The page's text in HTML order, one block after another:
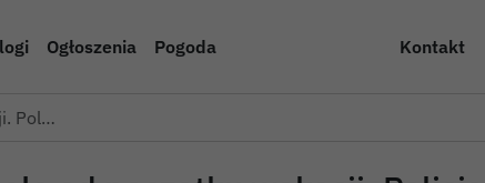
Ogłoszenia Pogoda Kontakt
Pol…